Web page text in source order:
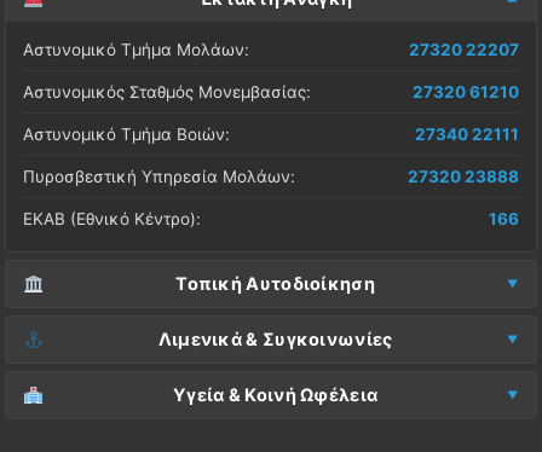
Αστυνομικό Τμήμα Μολάων: 27320 22207
Αστυνομικός Σταθμός Μονεμβασίας: 27320 61210
Αστυνομικό Τμήμα Βοιών: 27340 22111
Πυροσβεστική Υπηρεσία Μολάων: 27320 23888
ΕΚΑΒ (Εθνικό Κέντρο): 166
Τοπική Αυτοδιοίκηση
Δήμος Μονεμβασίας (Έδρα):
Λιμενικά & Συγκοινωνίες
Λιμεναρχείο Μονεμβασίας:
Υγεία & Κοινή Ωφέλεια